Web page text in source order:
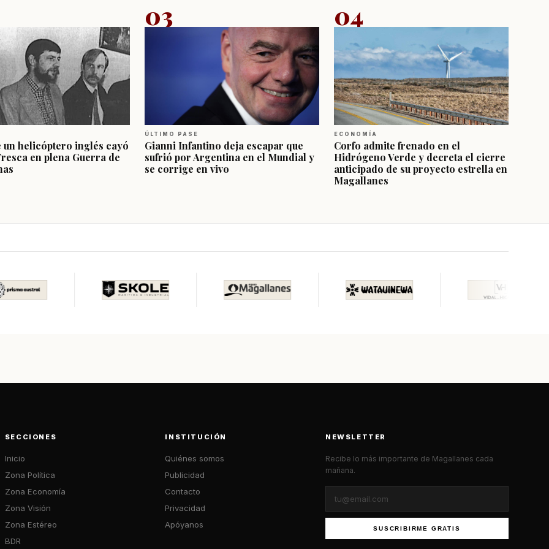
un helicóptero inglés cayó
en plena Guerra de
03
ÚLTIMO PASE
Gianni Infantino deja escapar que
sufrió por Argentina en el Mundial y
se corrige en vivo
04
ECONOMÍA
Corfo admite frenado en el
Hidrógeno Verde y decreta el cierre
anticipado de su proyecto estrella en
Magallanes
SECCIONES
Inicio
Zona Política
Zona Economía
Zona Visión
Zona Estéreo
BDR
INSTITUCIÓN
Quiénes somos
Publicidad
Contacto
Privacidad
Apóyanos
NEWSLETTER
Recibe lo más importante de Magallanes cada
mañana.
SUSCRIBIRME GRATIS